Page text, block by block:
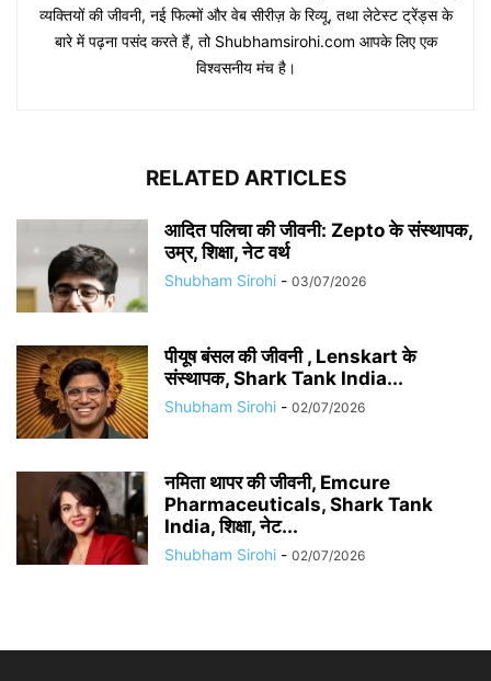
व्यक्तियों की जीवनी, नई फिल्मों और वेब सीरीज़ के रिव्यू, तथा लेटेस्ट ट्रेंड्स के
बारे में पढ़ना पसंद करते हैं, तो Shubhamsirohi.com आपके लिए एक
विश्वसनीय मंच है।
RELATED ARTICLES
आदित पलिचा की जीवनी: Zepto के संस्थापक,
उम्र, शिक्षा, नेट वर्थ
Shubham Sirohi - 03/07/2026
पीयूष बंसल की जीवनी , Lenskart के
संस्थापक, Shark Tank India...
Shubham Sirohi - 02/07/2026
नमिता थापर की जीवनी, Emcure
Pharmaceuticals, Shark Tank
India, शिक्षा, नेट...
Shubham Sirohi - 02/07/2026